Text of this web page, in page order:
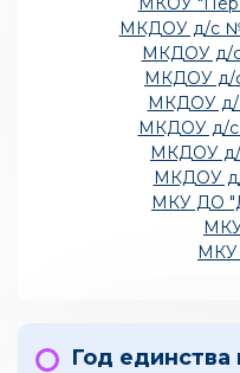
МКДОУ д/с №
МКДОУ д/с
МКДОУ д/
МКДОУ д/
МКДОУ д/с
МКДОУ д/
МКДОУ д/
МКУ ДО
Год